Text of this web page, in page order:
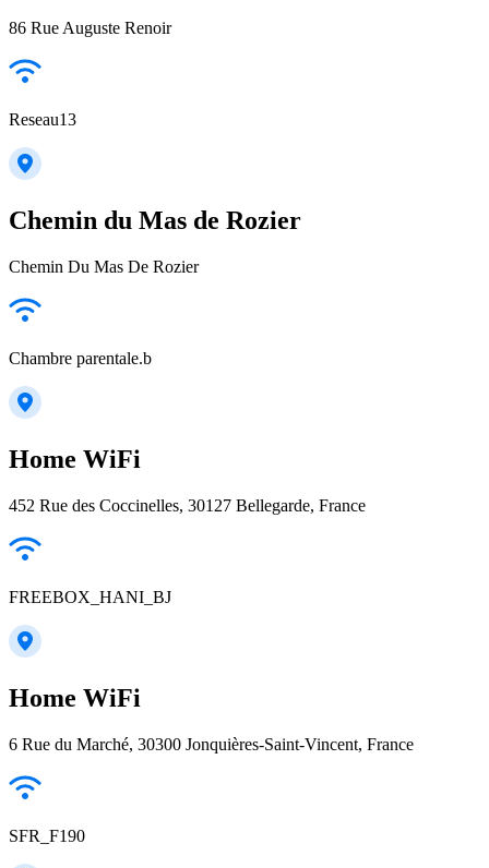
86 Rue Auguste Renoir
Reseau13
Chemin du Mas de Rozier
Chemin Du Mas De Rozier
Chambre parentale.b
Home WiFi
452 Rue des Coccinelles, 30127 Bellegarde, France
FREEBOX_HANI_BJ
Home WiFi
6 Rue du Marché, 30300 Jonquières-Saint-Vincent, France
SFR_F190